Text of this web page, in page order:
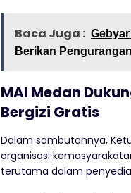
Baca Juga :
Berikan
MAI Medan
Bergizi Gratis
Dalam sambutannya,
organisasi
terutama dalam